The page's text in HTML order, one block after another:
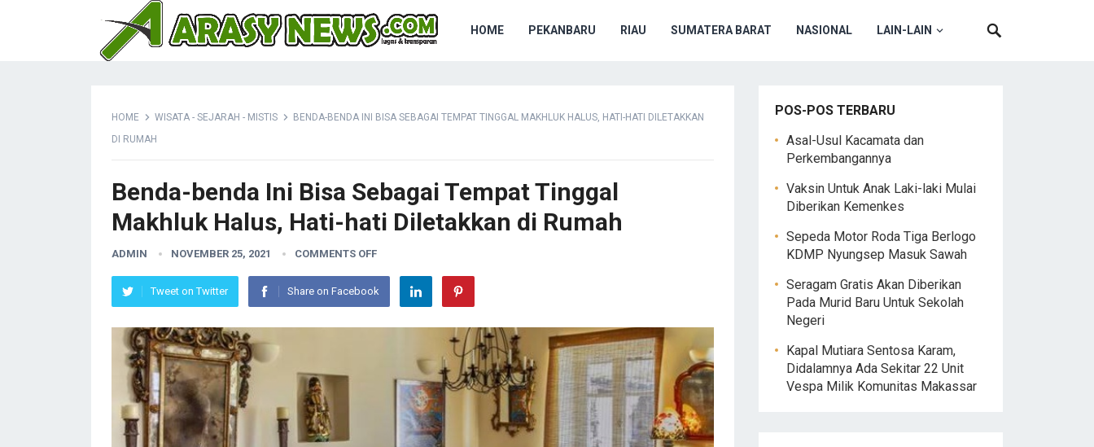
HOME PEKANBARU RIAU SUMATERA BARAT NASIONAL LAIN-LAIN
HOME WISATA - SEJARAH - MISTIS
BENDA-BENDA INI BISA SEBAGAI TEMPAT TINGGAL MAKHLUK HALUS, HATI-HATI DILETAKKAN
DI RUMAH
Benda-benda Ini Bisa Sebagai Tempat Tinggal
Makhluk Halus, Hati-hati Diletakkan di Rumah
ADMIN NOVEMBER 25, 2021 COMMENTS OFF
Tweet on Twitter Share on Facebook
POS-POS TERBARU
Asal-Usul Kacamata dan
Perkembangannya
Vaksin Untuk Anak Laki-laki Mulai
Diberikan Kemenkes
Sepeda Motor Roda Tiga Berlogo
KDMP Nyungsep Masuk Sawah
Seragam Gratis Akan Diberikan
Pada Murid Baru Untuk Sekolah
Negeri
Kapal Mutiara Sentosa Karam,
Didalamnya Ada Sekitar 22 Unit
Vespa Milik Komunitas Makassar